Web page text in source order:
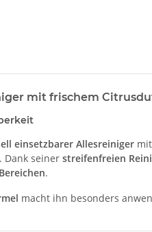
mit frischem
einsetzbarer Allesreiniger
Dank seiner streifenfreien
.
macht ihn besonders